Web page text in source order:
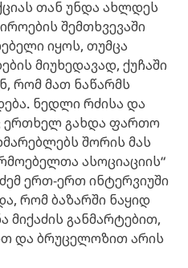
თან უნდა ახლდეს
შემთხვევაში
იყოს, თუმცა
მიუხედავად, ქუჩაში
რომ მათ ნაწარმს
ნედლი რძისა და
ერთხელ გახდა ფართო
შორის მას
ასოციაციის“
ერთ-ერთ ინტერვიუში
რომ ბაზარში ნაყიდ
მიქაძის განმარტებით,
და ბრუცელოზით არის